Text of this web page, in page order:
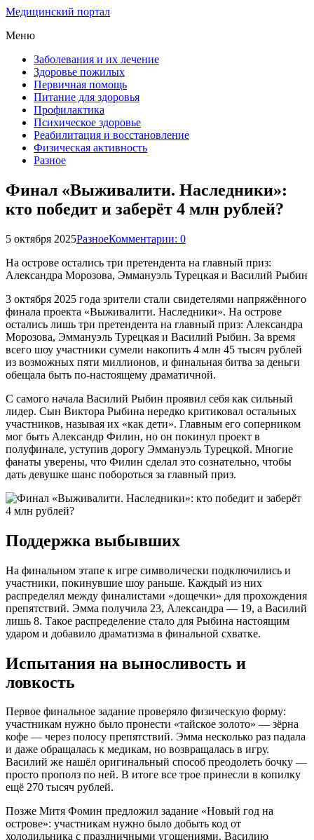
Медицинский портал
Меню
Заболевания и их лечение
Здоровье пожилых
Первичная помощь
Питание для здоровья
Профилактика
Психическое здоровье
Реабилитация и восстановление
Физическая активность
Разное
Финал «Выживалити. Наследники»:
кто победит и заберёт 4 млн рублей?
5 октября 2025РазноеКомментарии: 0
На острове остались три претендента на главный приз:
Александра Морозова, Эммануэль Турецкая и Василий Рыбин
3 октября 2025 года зрители стали свидетелями напряжённого
финала проекта «Выживалити. Наследники». На острове
остались лишь три претендента на главный приз: Александра
Морозова, Эммануэль Турецкая и Василий Рыбин. За время
всего шоу участники сумели накопить 4 млн 45 тысяч рублей
из возможных пяти миллионов, и финальная битва за деньги
обещала быть по-настоящему драматичной.
С самого начала Василий Рыбин проявил себя как сильный
лидер. Сын Виктора Рыбина нередко критиковал остальных
участников, называя их «как дети». Главным его соперником
мог быть Александр Филин, но он покинул проект в
полуфинале, уступив дорогу Эммануэль Турецкой. Многие
фанаты уверены, что Филин сделал это сознательно, чтобы
дать девушке шанс побороться за главный приз.
Поддержка выбывших
На финальном этапе к игре символически подключились и
участники, покинувшие шоу раньше. Каждый из них
распределял между финалистами «дощечки» для прохождения
препятствий. Эмма получила 23, Александра — 19, а Василий
лишь 8. Такое распределение стало для Рыбина настоящим
ударом и добавило драматизма в финальной схватке.
Испытания на выносливость и
ловкость
Первое финальное задание проверяло физическую форму:
участникам нужно было пронести «тайское золото» — зёрна
кофе — через полосу препятствий. Эмма несколько раз падала
и даже обращалась к медикам, но возвращалась в игру.
Василий же нашёл оригинальный способ преодолеть бочку —
просто прополз по ней. В итоге все трое принесли в копилку
ещё 270 тысяч рублей.
Позже Митя Фомин предложил задание «Новый год на
острове»: участникам нужно было добыть код от
холодильника с праздничными угощениями. Василию